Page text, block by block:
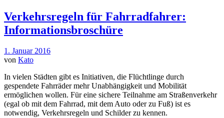
Verkehrsregeln für Fahrradfahrer:
Informationsbroschüre
1. Januar 2016
von Kato
In vielen Städten gibt es Initiativen, die Flüchtlinge durch
gespendete Fahrräder mehr Unabhängigkeit und Mobilität
ermöglichen wollen. Für eine sichere Teilnahme am Straßenverkehr
(egal ob mit dem Fahrrad, mit dem Auto oder zu Fuß) ist es
notwendig, Verkehrsregeln und Schilder zu kennen.